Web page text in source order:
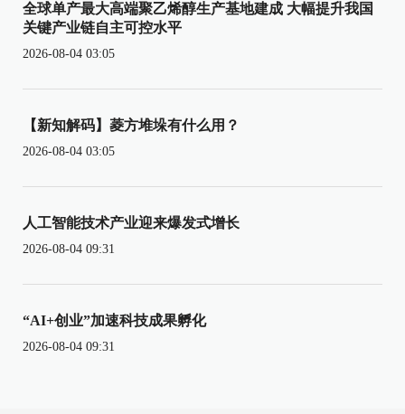
全球单产最大高端聚乙烯醇生产基地建成 大幅提升我国
关键产业链自主可控水平
2026-08-04 03:05
【新知解码】菱方堆垛有什么用？
2026-08-04 03:05
人工智能技术产业迎来爆发式增长
2026-08-04 09:31
“AI+创业”加速科技成果孵化
2026-08-04 09:31